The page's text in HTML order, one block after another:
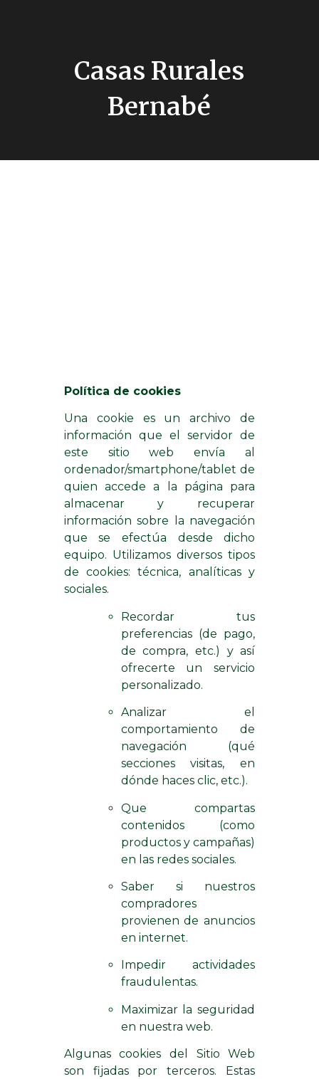
Casas Rurales
Bernabé
Política de cookies
Una cookie es un archivo de
información que el servidor de
este sitio web envía al
ordenador/smartphone/tablet de
quien accede a la página para
almacenar y recuperar
información sobre la navegación
que se efectúa desde dicho
equipo. Utilizamos diversos tipos
de cookies: técnica, analíticas y
sociales.
Recordar tus
preferencias (de pago,
de compra, etc.) y así
ofrecerte un servicio
personalizado.
Analizar el
comportamiento de
navegación (qué
secciones visitas, en
dónde haces clic, etc.).
Que compartas
contenidos (como
productos y campañas)
en las redes sociales.
Saber si nuestros
compradores
provienen de anuncios
en internet.
Impedir actividades
fraudulentas.
Maximizar la seguridad
en nuestra web.
Algunas cookies del Sitio Web
son fijadas por terceros. Estas